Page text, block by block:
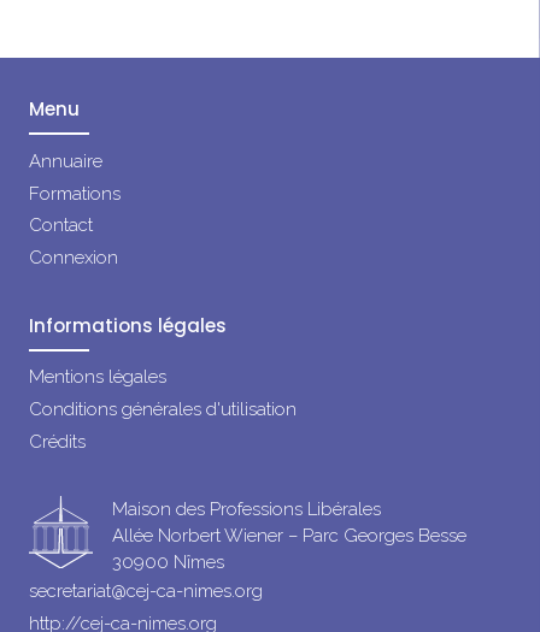
Menu
Annuaire
Formations
Contact
Connexion
Informations légales
Mentions légales
Conditions générales d'utilisation
Crédits
Maison des Professions Libérales
Allée Norbert Wiener – Parc Georges Besse
30900 Nîmes
secretariat@cej-ca-nimes.org
http://cej-ca-nimes.org